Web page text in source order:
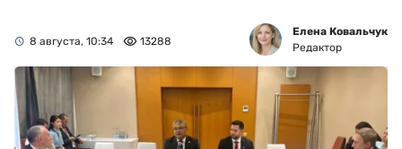
8 августа, 10:34 13288
Елена Ковальчук
Редактор